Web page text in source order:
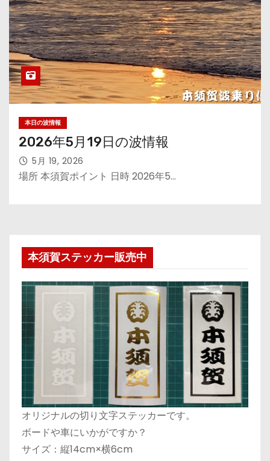
本日の波情報
2026年5月19日の波情報
5月 19, 2026
場所 本須賀ポイント 日時 2026年5…
本須賀ステッカー販売中
オリジナルの切り文字ステッカーです。
ボードや車にいかがですか？
サイズ：縦14cm×横6cm